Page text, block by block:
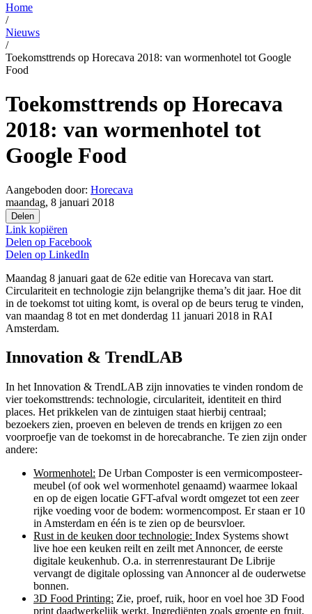
Home
/
Nieuws
/
Toekomsttrends op Horecava 2018: van wormenhotel tot Google
Food
Toekomsttrends op Horecava
2018: van wormenhotel tot
Google Food
Aangeboden door: Horecava
maandag, 8 januari 2018
Delen
Link kopiëren
Delen op Facebook
Delen op LinkedIn
Maandag 8 januari gaat de 62e editie van Horecava van start.
Circulariteit en technologie zijn belangrijke thema’s dit jaar. Hoe dit
in de toekomst tot uiting komt, is overal op de beurs terug te vinden,
van maandag 8 tot en met donderdag 11 januari 2018 in RAI
Amsterdam.
Innovation & TrendLAB
In het Innovation & TrendLAB zijn innovaties te vinden rondom de
vier toekomsttrends: technologie, circulariteit, identiteit en third
places. Het prikkelen van de zintuigen staat hierbij centraal;
bezoekers zien, proeven en beleven de trends en krijgen zo een
voorproefje van de toekomst in de horecabranche. Te zien zijn onder
andere:
Wormenhotel: De Urban Composter is een vermicomposteer-
meubel (of ook wel wormenhotel genaamd) waarmee lokaal
en op de eigen locatie GFT-afval wordt omgezet tot een zeer
rijke voeding voor de bodem: wormencompost. Er staan er 10
in Amsterdam en één is te zien op de beursvloer.
Rust in de keuken door technologie: Index Systems showt
live hoe een keuken reilt en zeilt met Annoncer, de eerste
digitale keukenhub. O.a. in sterrenrestaurant De Librije
vervangt de digitale oplossing van Annoncer al de ouderwetse
bonnen.
3D Food Printing: Zie, proef, ruik, hoor en voel hoe 3D Food
print daadwerkelijk werkt. Ingrediënten zoals groente en fruit,